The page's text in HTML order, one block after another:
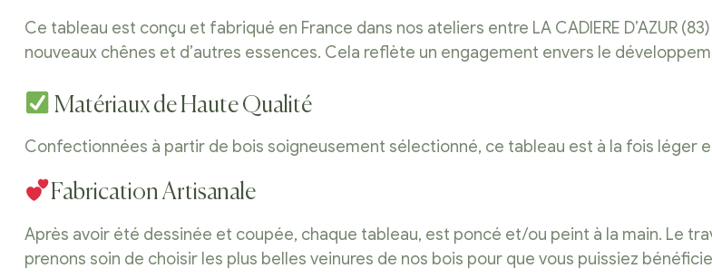
Ce tableau est conçu et fabriqué en France dans nos ateliers entre LA CADIERE D’AZUR
nouveaux chênes et d’autres essences. Cela reflète un engagement envers le
Matériaux de Haute Qualité
Confectionnées à partir de bois soigneusement sélectionné, ce tableau est à la fois léger
Fabrication Artisanale
Après avoir été dessinée et coupée, chaque tableau, est poncé et/ou peint à la main. Le
prenons soin de choisir les plus belles veinures de nos bois pour que vous puissiez